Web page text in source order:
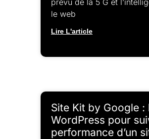
le web
Lire L'article
Site Kit by Google :
WordPress pour
performance d’un